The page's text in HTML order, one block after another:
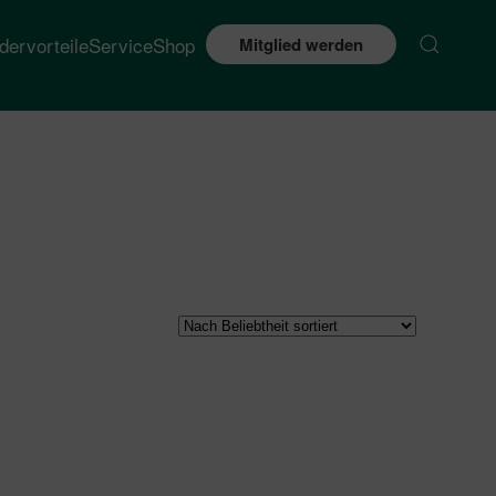
ServiceShop Mitglied werden